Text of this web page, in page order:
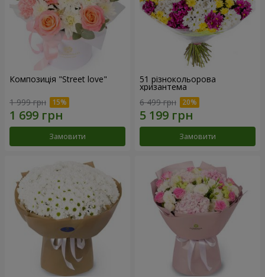
Композиція "Street love"
1 999 грн
Замовити
51 різнокольорова
хризантема
6 499 грн
Замовити